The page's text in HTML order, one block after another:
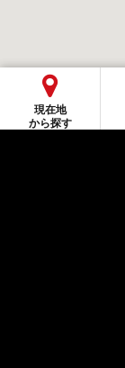
現在地
から探す